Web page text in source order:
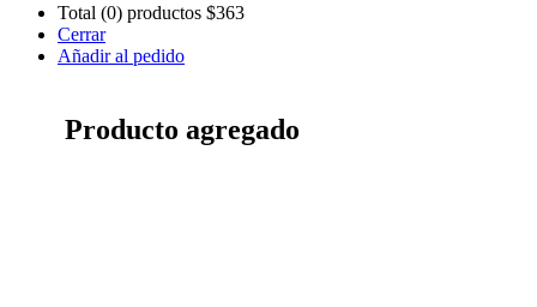
Total (0) productos $363
Cerrar
Añadir al pedido
Producto agregado